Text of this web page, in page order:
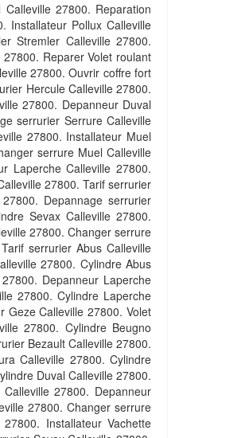
27800. Reparation
Installateur Pollux Calleville
Stremler Calleville 27800.
Reparer Volet roulant
27800. Ouvrir coffre fort
Hercule Calleville 27800.
27800. Depanneur Duval
serrurier Serrure Calleville
27800. Installateur Muel
serrure Muel Calleville
Laperche Calleville 27800.
27800. Tarif serrurier
Depannage serrurier
Sevax Calleville 27800.
27800. Changer serrure
serrurier Abus Calleville
27800. Cylindre Abus
Depanneur Laperche
27800. Cylindre Laperche
Geze Calleville 27800. Volet
27800. Cylindre Beugno
Bezault Calleville 27800.
Calleville 27800. Cylindre
Duval Calleville 27800.
27800. Depanneur
27800. Changer serrure
Installateur Vachette